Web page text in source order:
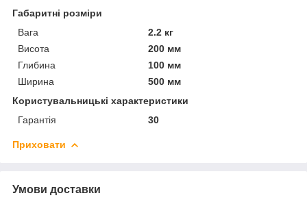
Габаритні розміри
Вага
2.2 кг
Висота
200 мм
Глибина
100 мм
Ширина
500 мм
Користувальницькі характеристики
Гарантія
30
Приховати
Умови доставки